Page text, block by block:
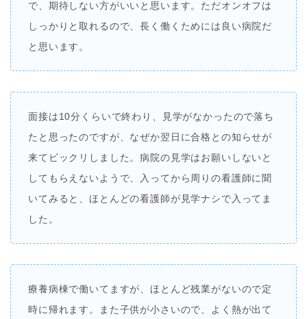
で、期待しない方がいいと思います。ただオンオフは
しっかりと取れるので、長く働くためには良い病院だ
と思います。
面接は10分くらいで終わり、見学がなかったので落ち
たと思ったのですが、なぜか翌日に合格との知らせが
来てビックリしました。病院の見学はお願いしないと
してもらえないようで、入ってから周りの看護師に聞
いてみると、ほとんどの看護師が見学ナシで入ってま
した。
療養病棟で働いてますが、ほとんど残業がないので定
時に帰れます。また子供が小さいので、よく熱が出て